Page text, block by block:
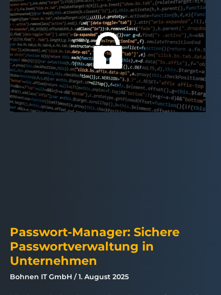
Passwort-Manager: Sichere
Passwortverwaltung in
Unternehmen
Bohnen IT GmbH 1. August 2025